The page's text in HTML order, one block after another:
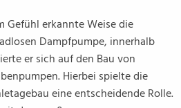
Gefühl erkannte Weise die
Dampfpumpe, innerhalb
er sich auf den Bau von
Hierbei spielte die
eine entscheidende Rolle.